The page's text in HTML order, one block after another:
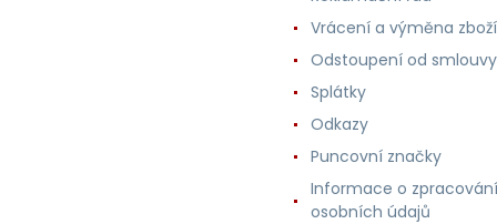
Vrácení a výměna zboží
Odstoupení od smlouvy
Splátky
Odkazy
Puncovní značky
Informace o zpracování
osobních údajů